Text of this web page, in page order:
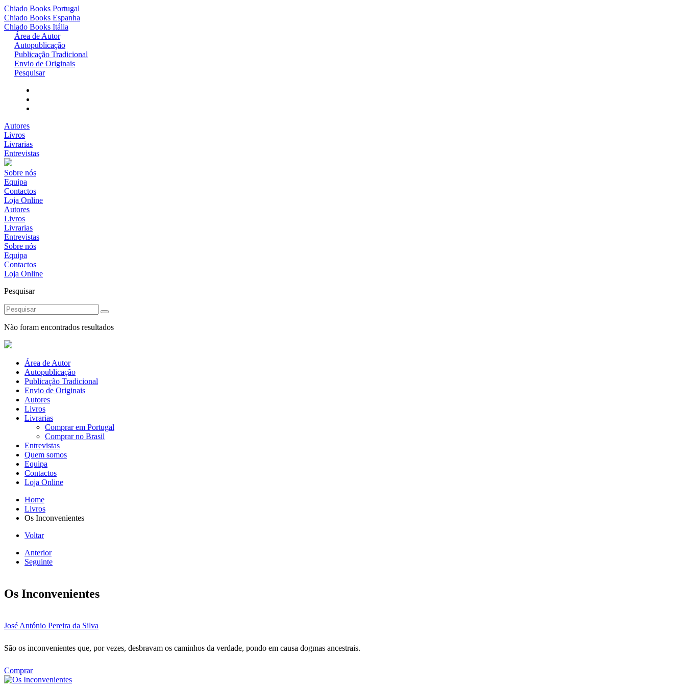
Chiado Books Portugal
Chiado Books Espanha
Chiado Books Itália
Área de Autor
Autopublicação
Publicação Tradicional
Envio de Originais
Pesquisar
Autores
Livros
Livrarias
Entrevistas
Sobre nós
Equipa
Contactos
Loja Online
Autores
Livros
Livrarias
Entrevistas
Sobre nós
Equipa
Contactos
Loja Online
Pesquisar
Não foram encontrados resultados
Área de Autor
Autopublicação
Publicação Tradicional
Envio de Originais
Autores
Livros
Livrarias
Comprar em Portugal
Comprar no Brasil
Entrevistas
Quem somos
Equipa
Contactos
Loja Online
Home
Livros
Os Inconvenientes
Voltar
Anterior
Seguinte
Os Inconvenientes
José António Pereira da Silva
São os inconvenientes que, por vezes, desbravam os caminhos da verdade, pondo em causa dogmas ancestrais.
Comprar